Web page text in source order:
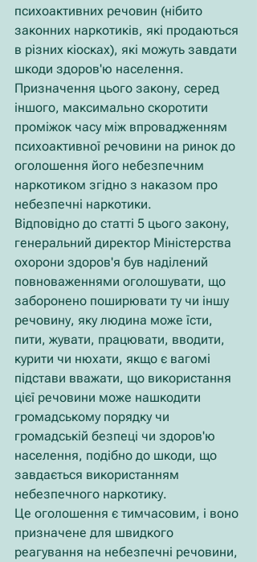
психоактивних речовин (нібито
законних наркотиків, які продаються
в різних кіосках), які можуть завдати
шкоди здоров'ю населення.
Призначення цього закону, серед
іншого, максимально скоротити
проміжок часу між впровадженням
психоактивної речовини на ринок до
оголошення його небезпечним
наркотиком згідно з наказом про
небезпечні наркотики.
Відповідно до статті 5 цього закону,
генеральний директор Міністерства
охорони здоров'я був наділений
повноваженнями оголошувати, що
заборонено поширювати ту чи іншу
речовину, яку людина може їсти,
пити, жувати, працювати, вводити,
курити чи нюхати, якщо є вагомі
підстави вважати, що використання
цієї речовини може нашкодити
громадському порядку чи
громадській безпеці чи здоров'ю
населення, подібно до шкоди, що
завдається використанням
небезпечного наркотику.
Це оголошення є тимчасовим, і воно
призначене для швидкого
реагування на небезпечні речовини,